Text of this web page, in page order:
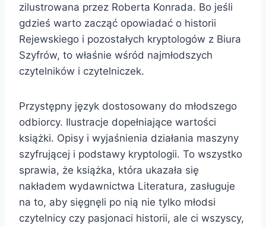
zilustrowana przez Roberta Konrada. Bo jeśli
gdzieś warto zacząć opowiadać o historii
Rejewskiego i pozostałych kryptologów z Biura
Szyfrów, to właśnie wśród najmłodszych
czytelników i czytelniczek.
Przystępny język dostosowany do młodszego
odbiorcy. Ilustracje dopełniające wartości
książki. Opisy i wyjaśnienia działania maszyny
szyfrującej i podstawy kryptologii. To wszystko
sprawia, że książka, która ukazała się
nakładem wydawnictwa Literatura, zasługuje
na to, aby sięgnęli po nią nie tylko młodsi
czytelnicy czy pasjonaci historii, ale ci wszyscy,